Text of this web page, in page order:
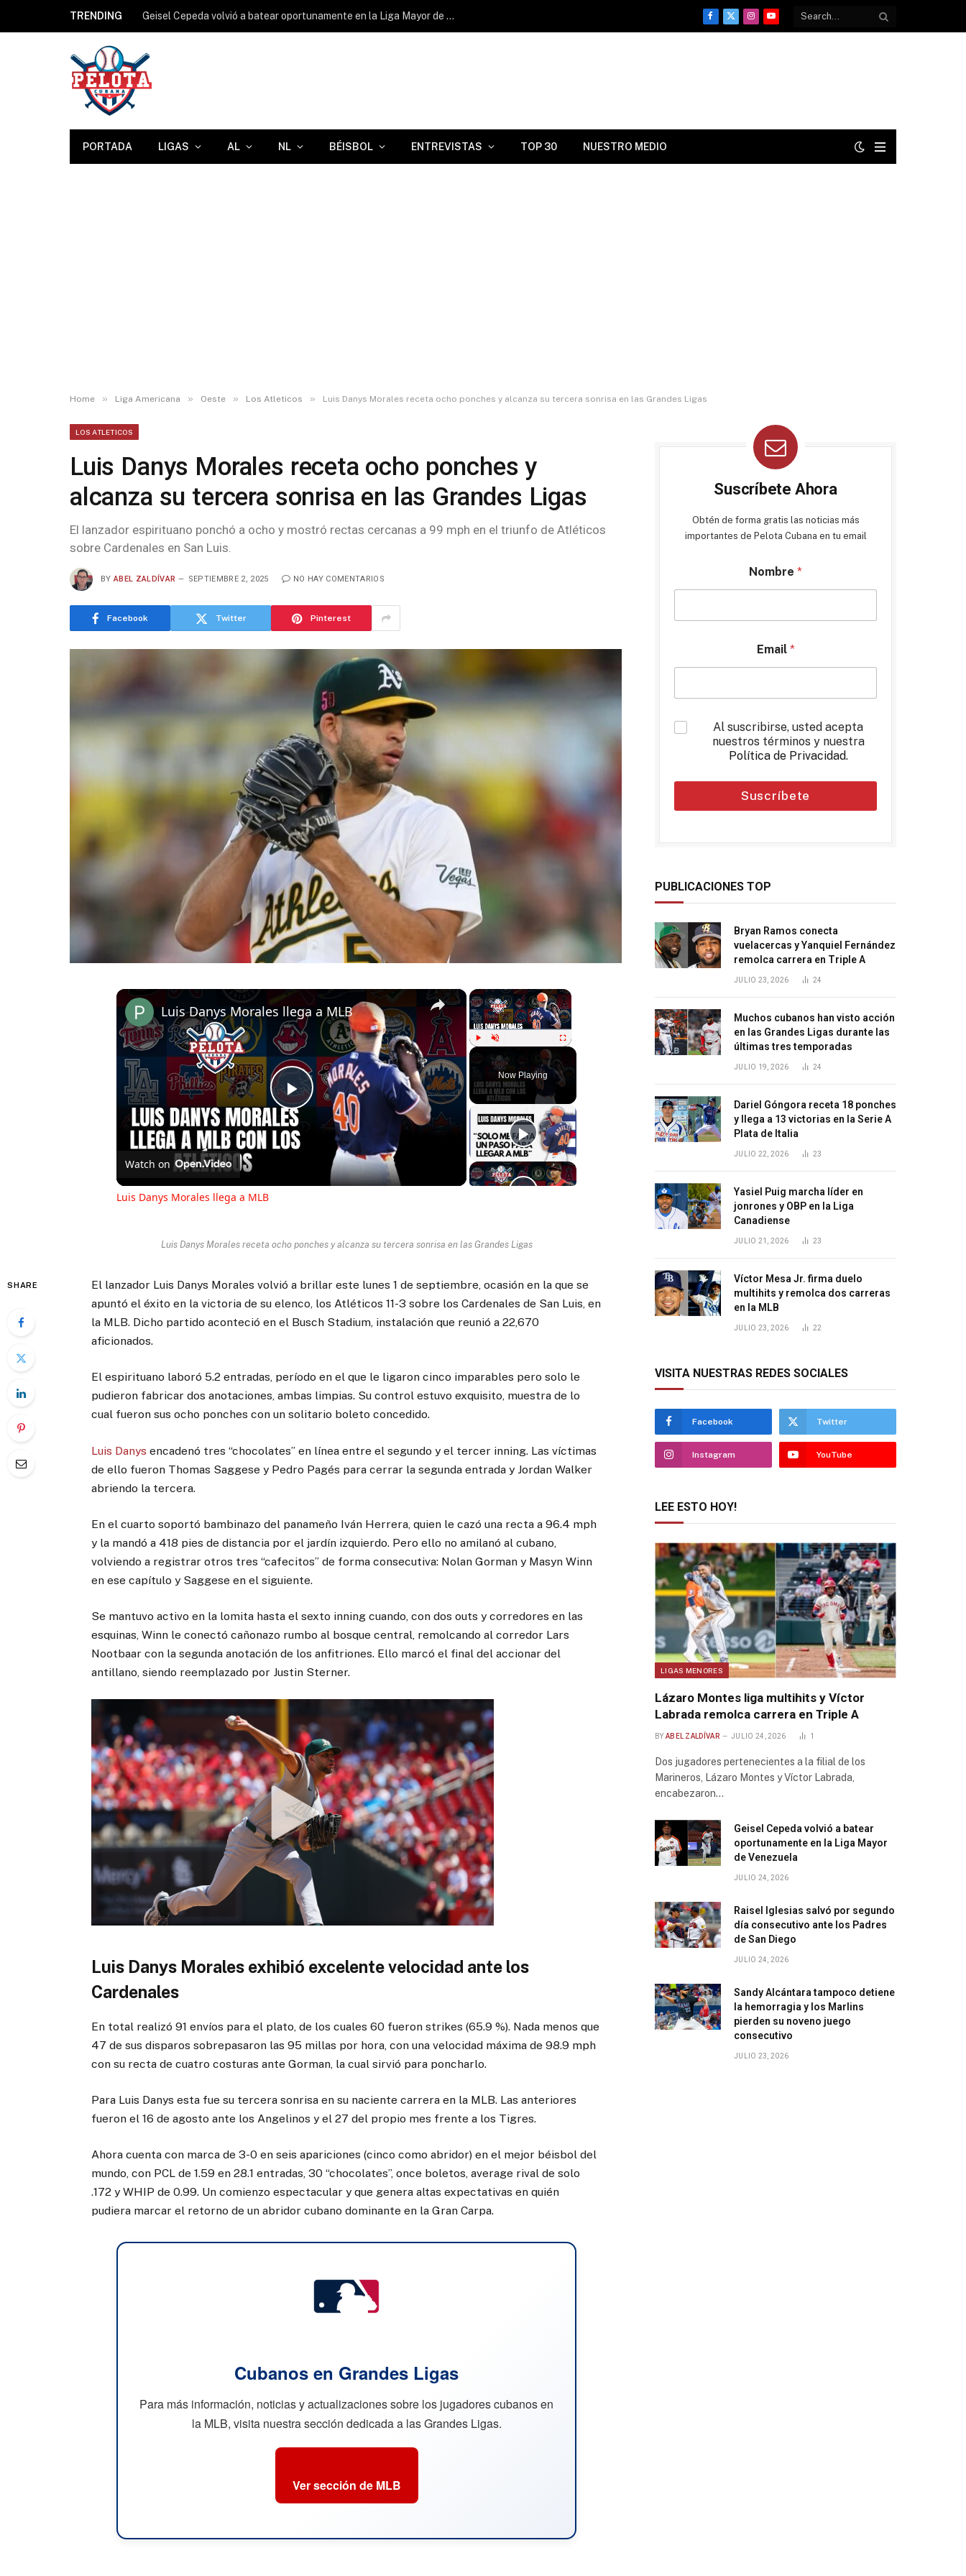
TRENDING Geisel Cepeda volvió a batear oportunamente en la Liga Mayor de Venezuela
Facebook
X
InstagramYouTube
PORTADA LIGAS AL NL BÉISBOL ENTREVISTAS TOP 30 NUESTRO MEDIO
Home » Liga Americana » Oeste » Los Atleticos » Luis Danys Morales receta ocho ponches y alcanza su tercera sonrisa en las Grandes Ligas
LOS ATLETICOS
Luis Danys Morales receta ocho ponches y
alcanza su tercera sonrisa en las Grandes Ligas
El lanzador espirituano ponchó a ocho y mostró rectas cercanas a 99 mph en el triunfo de Atléticos
sobre Cardenales en San Luis.
BY ABEL ZALDÍVAR SEPTIEMBRE 2, 2025 NO HAY COMENTARIOS
Facebook Twitter Pinterest
×
Fullscreen
Now Playing
×
Play
Video
Luis Danys Morales llega a MLB
Watch on
Luis Danys Morales llega a MLB
Luis Danys Morales receta ocho ponches y alcanza su tercera sonrisa en las Grandes Ligas
SHARE
El lanzador Luis Danys Morales volvió a brillar este lunes 1 de septiembre, ocasión en la que se
apuntó el éxito en la victoria de su elenco, los Atléticos 11-3 sobre los Cardenales de San Luis, en
la MLB. Dicho partido aconteció en el Busch Stadium, instalación que reunió a 22,670
aficionados.
El espirituano laboró 5.2 entradas, período en el que le ligaron cinco imparables pero solo le
pudieron fabricar dos anotaciones, ambas limpias. Su control estuvo exquisito, muestra de lo
cual fueron sus ocho ponches con un solitario boleto concedido.
Luis Danys encadenó tres “chocolates” en línea entre el segundo y el tercer inning. Las víctimas
de ello fueron Thomas Saggese y Pedro Pagés para cerrar la segunda entrada y Jordan Walker
abriendo la tercera.
En el cuarto soportó bambinazo del panameño Iván Herrera, quien le cazó una recta a 96.4 mph
y la mandó a 418 pies de distancia por el jardín izquierdo. Pero ello no amilanó al cubano,
volviendo a registrar otros tres “cafecitos” de forma consecutiva: Nolan Gorman y Masyn Winn
en ese capítulo y Saggese en el siguiente.
Se mantuvo activo en la lomita hasta el sexto inning cuando, con dos outs y corredores en las
esquinas, Winn le conectó cañonazo rumbo al bosque central, remolcando al corredor Lars
Nootbaar con la segunda anotación de los anfitriones. Ello marcó el final del accionar del
antillano, siendo reemplazado por Justin Sterner.
Luis Danys Morales exhibió excelente velocidad ante los
Cardenales
En total realizó 91 envíos para el plato, de los cuales 60 fueron strikes (65.9 %). Nada menos que
47 de sus disparos sobrepasaron las 95 millas por hora, con una velocidad máxima de 98.9 mph
con su recta de cuatro costuras ante Gorman, la cual sirvió para poncharlo.
Para Luis Danys esta fue su tercera sonrisa en su naciente carrera en la MLB. Las anteriores
fueron el 16 de agosto ante los Angelinos y el 27 del propio mes frente a los Tigres.
Ahora cuenta con marca de 3-0 en seis apariciones (cinco como abridor) en el mejor béisbol del
mundo, con PCL de 1.59 en 28.1 entradas, 30 “chocolates”, once boletos, average rival de solo
.172 y WHIP de 0.99. Un comienzo espectacular y que genera altas expectativas en quién
pudiera marcar el retorno de un abridor cubano dominante en la Gran Carpa.
Cubanos en Grandes Ligas
Para más información, noticias y actualizaciones sobre los jugadores cubanos en
la MLB, visita nuestra sección dedicada a las Grandes Ligas.
Ver sección de MLB
Suscríbete Ahora
Obtén de forma gratis las noticias más
importantes de Pelota Cubana en tu email
Nombre *
Email *
*
Al suscribirse, usted acepta
nuestros términos y nuestra
Política de Privacidad.
Suscríbete
PUBLICACIONES TOP
Bryan Ramos conecta
vuelacercas y Yanquiel Fernández
remolca carrera en Triple A
JULIO 23, 2026 24
Muchos cubanos han visto acción
en las Grandes Ligas durante las
últimas tres temporadas
JULIO 19, 2026 24
Dariel Góngora receta 18 ponches
y llega a 13 victorias en la Serie A
Plata de Italia
JULIO 22, 2026 23
Yasiel Puig marcha líder en
jonrones y OBP en la Liga
Canadiense
JULIO 21, 2026 23
Víctor Mesa Jr. firma duelo
multihits y remolca dos carreras
en la MLB
JULIO 23, 2026 22
VISITA NUESTRAS REDES SOCIALES
Facebook Twitter
Instagram YouTube
LEE ESTO HOY!
LIGAS MENORES
Lázaro Montes liga multihits y Víctor
Labrada remolca carrera en Triple A
BY ABEL ZALDÍVAR JULIO 24, 2026 1
Dos jugadores pertenecientes a la filial de los
Marineros, Lázaro Montes y Víctor Labrada,
encabezaron…
Geisel Cepeda volvió a batear
oportunamente en la Liga Mayor
de Venezuela
JULIO 24, 2026
Raisel Iglesias salvó por segundo
día consecutivo ante los Padres
de San Diego
JULIO 24, 2026
Sandy Alcántara tampoco detiene
la hemorragia y los Marlins
pierden su noveno juego
consecutivo
JULIO 23, 2026